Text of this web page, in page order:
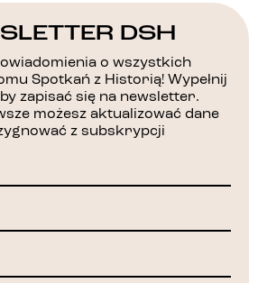
DSH
o wszystkich
Spotkań z Historią! Wypełnij
zapisać się na newsletter.
możesz aktualizować dane
z subskrypcji